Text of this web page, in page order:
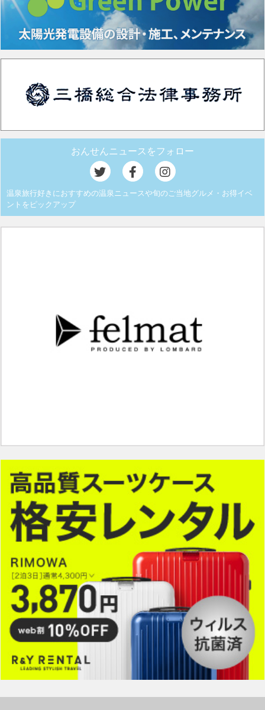
おんせんニュースをフォロー
温泉旅行好きにおすすめの温泉ニュースや旬のご当地グルメ・お得イベ
ントをピックアップ